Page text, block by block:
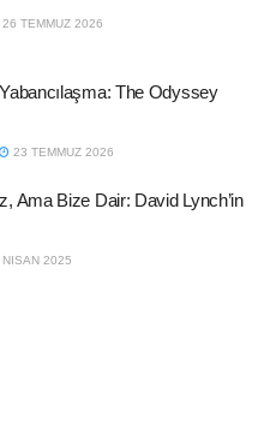
26 TEMMUZ 2026
The Odyssey
23 TEMMUZ 2026
Ama Bize Dair: David Lynch’in
NISAN 2025